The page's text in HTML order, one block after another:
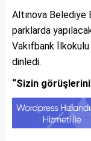
Altınova Belediye
parklarda
Vakıfbank
dinledi.
“Sizin